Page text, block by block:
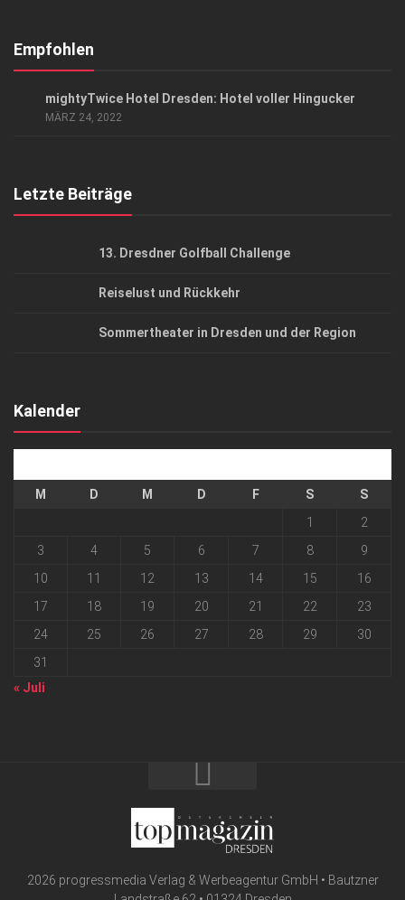
Kontakt, Impressum
Empfohlen
mightyTwice Hotel Dresden: Hotel voller Hingucker
MÄRZ 24, 2022
Letzte Beiträge
13. Dresdner Golfball Challenge
Reiselust und Rückkehr
Sommertheater in Dresden und der Region
Kalender
M D M D F S
S
1
2
3
4 5 6 7 8
9
10
11 12 13 14 15
16
17
18 19 20 21 22
23
24
25 26 27 28 29
30
31
« Juli
2026 progressmedia Verlag & Werbeagentur GmbH • Bautzner